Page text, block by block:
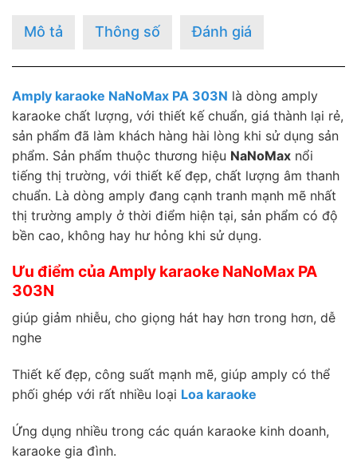
Mô tả Thông số Đánh giá
Amply karaoke NaNoMax PA 303N là dòng amply
karaoke chất lượng, với thiết kế chuẩn, giá thành lại rẻ,
sản phẩm đã làm khách hàng hài lòng khi sử dụng sản
phẩm. Sản phẩm thuộc thương hiệu NaNoMax nổi
tiếng thị trường, với thiết kế đẹp, chất lượng âm thanh
chuẩn. Là dòng amply đang cạnh tranh mạnh mẽ nhất
thị trường amply ở thời điểm hiện tại, sản phẩm có độ
bền cao, không hay hư hỏng khi sử dụng.
Ưu điểm của Amply karaoke NaNoMax PA
303N
giúp giảm nhiễu, cho giọng hát hay hơn trong hơn, dễ
nghe
Thiết kế đẹp, công suất mạnh mẽ, giúp amply có thể
phối ghép với rất nhiều loại Loa karaoke
Ứng dụng nhiều trong các quán karaoke kinh doanh,
karaoke gia đình.